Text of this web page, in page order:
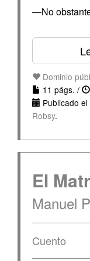
—No
Dominio
11 págs. /
Publicado el
Robsy.
El
Manuel
Cuento